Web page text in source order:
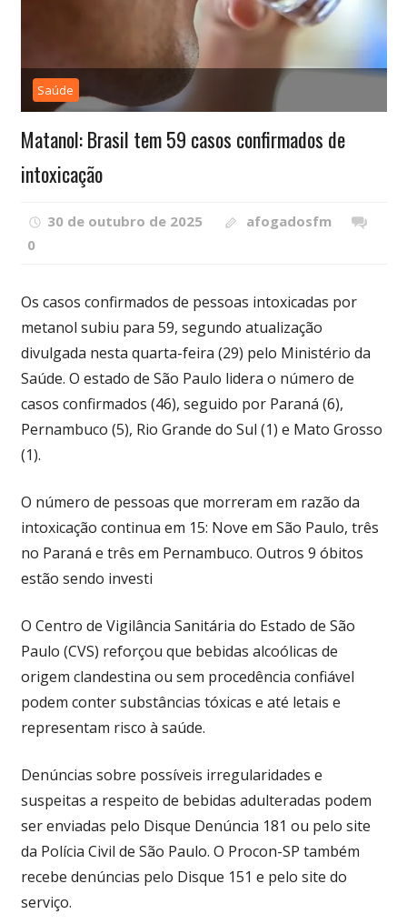
Saúde
Matanol: Brasil tem 59 casos confirmados de
intoxicação
30 de outubro de 2025
afogadosfm
0
Os casos confirmados de pessoas intoxicadas por
metanol subiu para 59, segundo atualização
divulgada nesta quarta-feira (29) pelo Ministério da
Saúde. O estado de São Paulo lidera o número de
casos confirmados (46), seguido por Paraná (6),
Pernambuco (5), Rio Grande do Sul (1) e Mato Grosso
(1).
O número de pessoas que morreram em razão da
intoxicação continua em 15: Nove em São Paulo, três
no Paraná e três em Pernambuco. Outros 9 óbitos
estão sendo investi
O Centro de Vigilância Sanitária do Estado de São
Paulo (CVS) reforçou que bebidas alcoólicas de
origem clandestina ou sem procedência confiável
podem conter substâncias tóxicas e até letais e
representam risco à saúde.
Denúncias sobre possíveis irregularidades e
suspeitas a respeito de bebidas adulteradas podem
ser enviadas pelo Disque Denúncia 181 ou pelo site
da Polícia Civil de São Paulo. O Procon-SP também
recebe denúncias pelo Disque 151 e pelo site do
serviço.